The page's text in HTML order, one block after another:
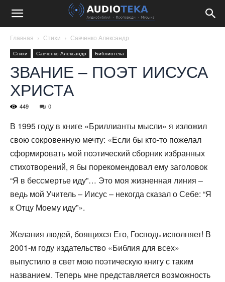
Главная Стихи Савченко Александр
Стихи Савченко Александр Библиотека
ЗВАНИЕ – ПОЭТ ИИСУСА
ХРИСТА
449 0
В 1995 году в книге «Бриллианты мысли» я изложил
свою сокровенную мечту: «Если бы кто-то пожелал
сформировать мой поэтический сборник избранных
стихотворений, я бы порекомендовал ему заголовок
“Я в бессмертье иду”… Это моя жизненная линия –
ведь мой Учитель – Иисус – некогда сказал о Себе: “Я
к Отцу Моему иду”».
Желания людей, боящихся Его, Господь исполняет! В
2001-м году издательство «Библия для всех»
выпустило в свет мою поэтическую книгу с таким
названием. Теперь мне представляется возможность